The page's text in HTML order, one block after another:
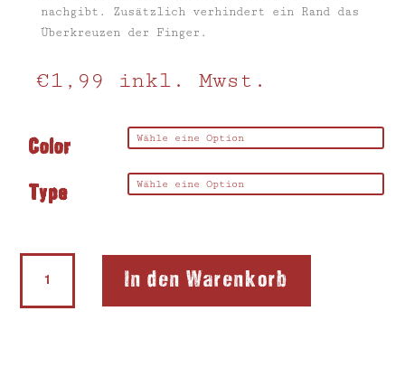
nachgibt. Zusätzlich verhindert ein Rand das
Überkreuzen der Finger.
€1,99 inkl. Mwst.
Color
Type
Sattler
Grips
Menge
In den Warenkorb